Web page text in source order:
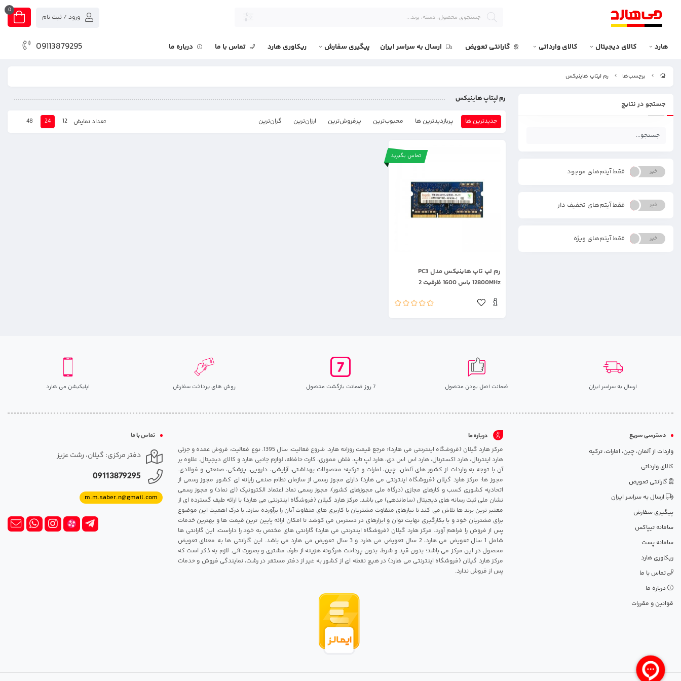
0
ورود / ثبت نام
هارد کالای دیجیتال کالای وارداتی گارانتی تعویض ارسال به سراسر ایران پیگیری سفارش ریکاوری هارد تماس با ما درباره ما 09113879295
برچسب‌ها رم لپتاپ هاینیکس
جستجو در نتایج
بله خیر فقط آیتم‌های موجود
بله خیر فقط آیتم‌های تخفیف دار
بله خیر فقط آیتم‌های ویژه
رم لپتاپ هاینیکس
جدیدترین ها پربازدیدترین ها محبوب‌‌ترین پرفروش‌ترین ارزان‌ترین گران‌ترین تعداد نمایش 12
24
48
تماس بگیرید
رم لپ تاپ هاینیکس مدل PC3
12800MHz باس 1600 ظرفیت 2
ارسال به سراسر ایران ضمانت اصل بودن محصول 7 روز ضمانت بازگشت محصول روش های پرداخت سفارش اپلیکیشن می هارد
دسترسی سریع
واردات از آلمان، چین، امارات، ترکیه
کالای وارداتی
گارانتی تعویض
ارسال به سراسر ایران
پیگیری سفارش
سامانه تیپاکس
سامانه پست
ریکاوری هارد
تماس با ما
درباره ما
قوانین و مقررات
درباره ما
مرکز هارد گیلان {فروشگاه اینترنتی می هارد}؛ مرجع قیمت روزانه هارد. شروع فعالیت: سال 1395. نوع فعالیت: فروش عمده و جزئی
هارد اینترنال، هارد اکسترنال، هارد اس اس دی، هارد لپ تاپ، فلش مموری، کارت حافظه، لوازم جانبی هارد و کالای دیجیتال. علاوه بر
آن با توجه به واردات از کشور های آلمان، چین، امارات و ترکیه؛ محصولات بهداشتی، آرایشی، دارویی، پزشکی، صنعتی و فولادی.
مجوز ها: مرکز هارد گیلان {فروشگاه اینترنتی می هارد} دارای مجوز رسمی از سازمان نظام صنفی رایانه ای کشور، مجوز رسمی از
اتحادیه کشوری کسب و کارهای مجازی (درگاه ملی مجوزهای کشور)، مجوز رسمی نماد اعتماد الکترونیک (ای نماد) و مجوز رسمی
نشان ملی ثبت رسانه های دیجیتال (ساماندهی) می باشد. مرکز هارد گیلان {فروشگاه اینترنتی می هارد} با ارائه طیف گسترده ای از
معتبر ترین برند ها تلاش می کند تا نیازهای متفاوت مشتریان با کاربری های متفاوت آنان را برآورده سازد. با درک اهمیت این موضوع
برای مشتریان خود و با بکارگیری نهایت توان و ابزارهای در دسترس می کوشد تا امکان ارائه پایین ترین قیمت ها و بهترین خدمات
پس از فروش را فراهم آورد. مرکز هارد گیلان {فروشگاه اینترنتی می هارد} گارانتی های مختص به خود را داراست، این گارانتی ها
شامل 1 سال تعویض می هارد، 2 سال تعویض می هارد و 3 سال تعویض می هارد می باشد. این گارانتی ها به معنای تعویض
محصول در این مرکز می باشد؛ بدون قید و شرط، بدون پرداخت هرگونه هزینه از طرف مشتری و بصورت آنی. لازم به ذکر است که
مرکز هارد گیلان {فروشگاه اینترنتی می هارد} در هیچ نقطه ای از کشور به غیر از دفتر مستقر در رشت، نمایندگی فروش و خدمات
پس از فروش ندارد.
تماس با ما
دفتر مرکزی: گیلان، رشت عزیز
09113879295
m.m.saber.n@gmail.com